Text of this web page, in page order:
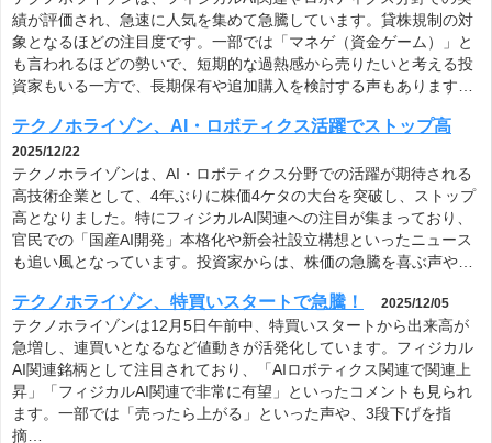
績が評価され、急速に人気を集めて急騰しています。貸株規制の対
象となるほどの注目度です。一部では「マネゲ（資金ゲーム）」と
も言われるほどの勢いで、短期的な過熱感から売りたいと考える投
資家もいる一方で、長期保有や追加購入を検討する声もあります…
テクノホライゾン、AI・ロボティクス活躍でストップ高
2025/12/22
テクノホライゾンは、AI・ロボティクス分野での活躍が期待される
高技術企業として、4年ぶりに株価4ケタの大台を突破し、ストップ
高となりました。特にフィジカルAI関連への注目が集まっており、
官民での「国産AI開発」本格化や新会社設立構想といったニュース
も追い風となっています。投資家からは、株価の急騰を喜ぶ声や…
テクノホライゾン、特買いスタートで急騰！ 2025/12/05
テクノホライゾンは12月5日午前中、特買いスタートから出来高が
急増し、連買いとなるなど値動きが活発化しています。フィジカル
AI関連銘柄として注目されており、「AIロボティクス関連で関連上
昇」「フィジカルAI関連で非常に有望」といったコメントも見られ
ます。一部では「売ったら上がる」といった声や、3段下げを指
摘…